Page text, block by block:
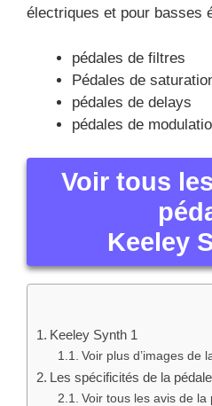
électriques et pour basses
pédales de filtres
Pédales de
pédales de delays
pédales de
Voir tous
Keeley
Keeley Synth 1
Voir plus d’images de
Les spécificités de la
Voir tous les avis de la